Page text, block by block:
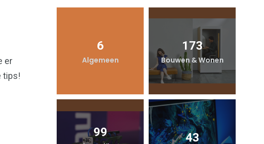
er
tips!
6
Algemeen
173
Bouwen & Wonen
99 43